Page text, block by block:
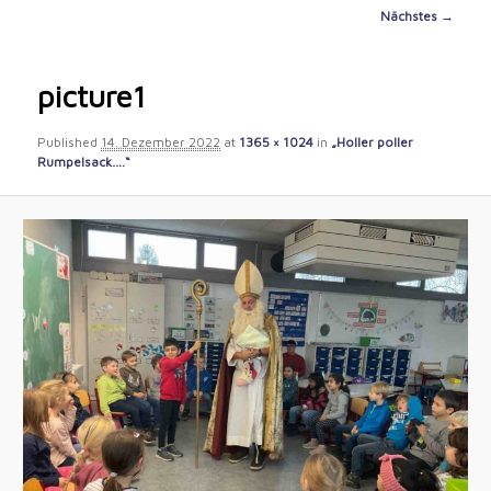
Image
Nächstes →
picture1
Published 14. Dezember 2022 at 1365 × 1024 in „Holler poller
Rumpelsack….“